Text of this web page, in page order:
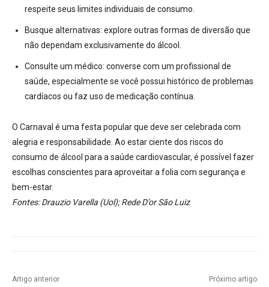
respeite seus limites individuais de consumo.
Busque alternativas: explore outras formas de diversão que
não dependam exclusivamente do álcool.
Consulte um médico: converse com um profissional de
saúde, especialmente se você possui histórico de problemas
cardíacos ou faz uso de medicação contínua.
O Carnaval é uma festa popular que deve ser celebrada com
alegria e responsabilidade. Ao estar ciente dos riscos do
consumo de álcool para a saúde cardiovascular, é possível fazer
escolhas conscientes para aproveitar a folia com segurança e
bem-estar.
Fontes: Drauzio Varella (Uol); Rede D’or São Luiz
Artigo anterior Próximo artigo